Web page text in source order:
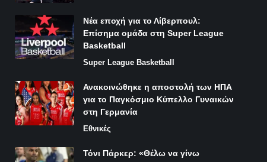
Νέα εποχή για το Λίβερπουλ:
Επίσημα ομάδα στη Super League
Basketball
Super League Basketball
Ανακοινώθηκε η αποστολή των ΗΠΑ
για το Παγκόσμιο Κύπελλο Γυναικών
στη Γερμανία
Εθνικές
Τόνι Πάρκερ: «Θέλω να γίνω